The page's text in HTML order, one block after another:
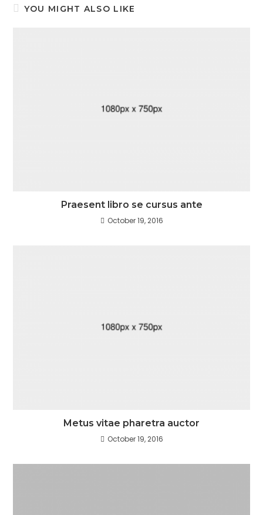
YOU MIGHT ALSO LIKE
Praesent libro se cursus ante
October 19, 2016
Metus vitae pharetra auctor
October 19, 2016